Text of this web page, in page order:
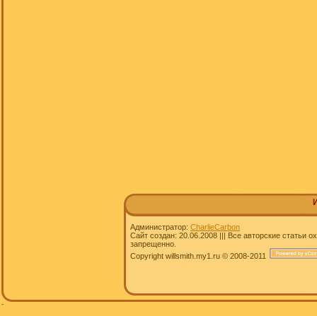
Администратор: CharlieCarbon
Сайт создан: 20.06.2008 ||| Все авторские статьи
запрещенно.
Copyright willsmith.my1.ru © 2008-2011